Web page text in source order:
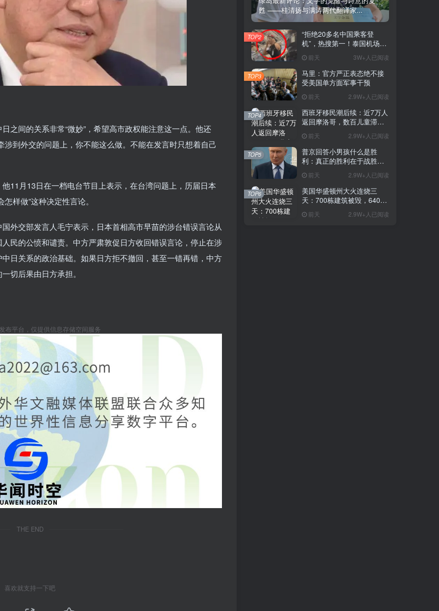
之间的关系非常“微妙”，希望高市政权能注意这一点。他还
到外交的问题上，你不能这么做。不能在发言时只想着自己
11月13日在一档电台节目上表示，在台湾问题上，历届日本
样做”这种决定性言论。
外交部发言人毛宁表示，日本首相高市早苗的涉台错误言论从
民的公愤和谴责。中方严肃敦促日方收回错误言论，停止在涉
日关系的政治基础。如果日方拒不撤回，甚至一错再错，中方
切后果由日方承担。
布平台，仅提供信息存储空间服务
THE END
喜欢就支持一下吧
甦 ——桂清扬与满涛两代翻译家...
“拒绝20多名中国乘客登
机”，热搜第一！泰国机场方
前天 3W+人已阅读
TOP2
马里：官方严正表态绝不接
受美国单方面军事干预
前天 2.9W+人已阅读
TOP3
西班牙移民潮后续：近7万人
返回摩洛哥，数百儿童滞留
前天 2.9W+人已阅读
TOP4
普京回答小男孩什么是胜
利：真正的胜利在于战胜自
是在电视上看起来更高
前天 2.9W+人已阅读
TOP5
美国华盛顿州大火连烧三
天：700栋建筑被毁，64000
前天 2.9W+人已阅读
TOP6